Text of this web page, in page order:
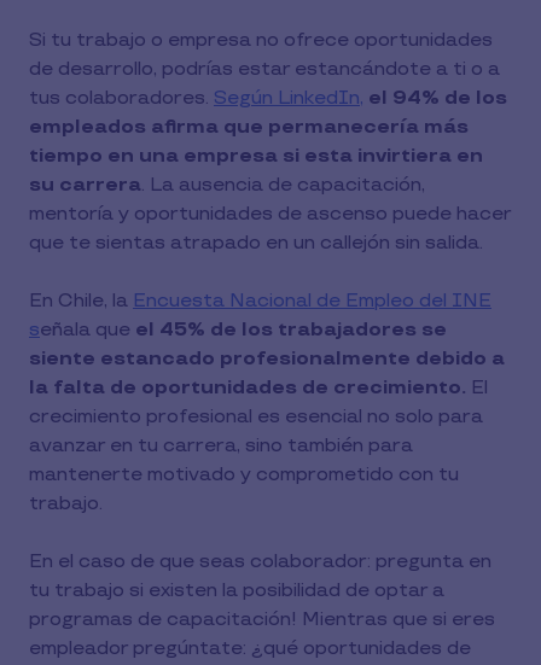
Si tu trabajo o empresa no ofrece oportunidades
de desarrollo, podrías estar estancándote a ti o a
tus colaboradores. Según LinkedIn, el 94% de los
empleados afirma que permanecería más
tiempo en una empresa si esta invirtiera en
su carrera. La ausencia de capacitación,
mentoría y oportunidades de ascenso puede hacer
que te sientas atrapado en un callejón sin salida.
En Chile, la Encuesta Nacional de Empleo del INE
señala que el 45% de los trabajadores se
siente estancado profesionalmente debido a
la falta de oportunidades de crecimiento. El
crecimiento profesional es esencial no solo para
avanzar en tu carrera, sino también para
mantenerte motivado y comprometido con tu
trabajo.
En el caso de que seas colaborador: pregunta en
tu trabajo si existen la posibilidad de optar a
programas de capacitación! Mientras que si eres
empleador pregúntate: ¿qué oportunidades de